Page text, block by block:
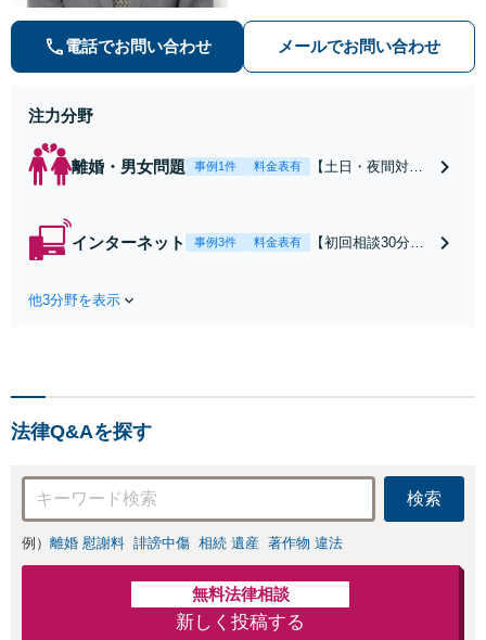
の種類を問わず相談可。可能な限り
早期対応で駆けつけサポート【労
電話でお問い合わせ メールでお問い合わせ
注力分野
離婚・男女問題 事例1件 料金表有
【土日・夜間対応
れたら、サインす
インターネット 事例3件 料金表有
【初回相談30分無
お店の風評被害対
応可：開示請求の
意見照会が来たと
きの対処法、被害
者との示談交渉
他3分野を表示
法律Q&Aを探す
検索
例） 離婚 慰謝料 誹謗中傷 相続 遺産 著作物 違法
無料法律相談
新しく投稿する